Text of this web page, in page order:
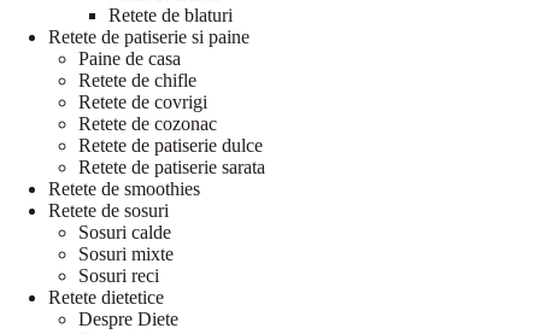
Retete de blaturi
Retete de patiserie si paine
Paine de casa
Retete de chifle
Retete de covrigi
Retete de cozonac
Retete de patiserie dulce
Retete de patiserie sarata
Retete de smoothies
Retete de sosuri
Sosuri calde
Sosuri mixte
Sosuri reci
Retete dietetice
Despre Diete